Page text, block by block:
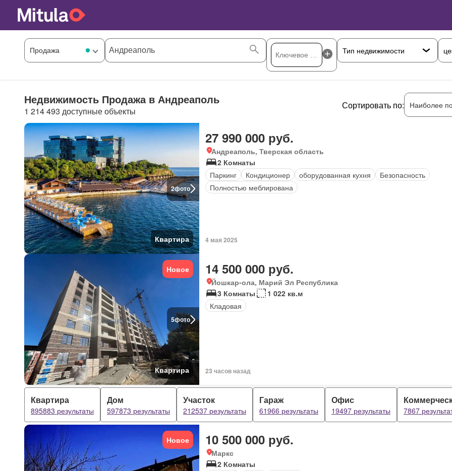
Недвижимость Продажа в Андреаполь
1 214 493 доступные объекты
Сортировать по: Наиболее
2фото
Квартира
27 990 000 руб.
Андреаполь, Тверская область
2 Комнаты
Паркинг
Кондиционер оборудованная кухня
Безопасность
Полностью меблирована
4 мая 2025
5фото
Новое
Квартира
14 500 000 руб.
Йошкар-ола, Марий Эл Республика
3 Комнаты
1 022 кв.м
Кладовая
23 часов назад
Квартира
895883 результаты
Дом
597873 результаты
Участок
212537 результаты
Гараж
61966 результаты
Офис
19497 результаты 7867
Новое 10 500 000 руб.
Маркс
2 Комнаты